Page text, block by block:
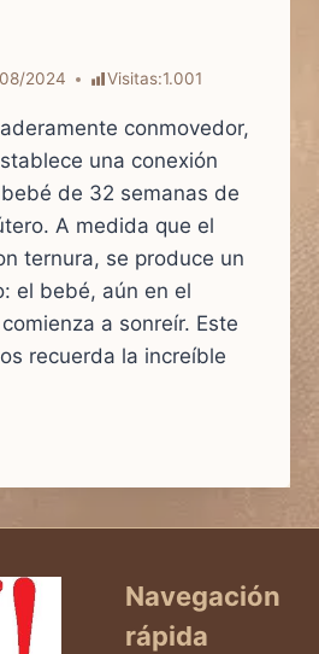
2024 Visitas:1.001
conmovedor,
una conexión
de 32 semanas de
A medida que el
ternura, se produce un
el bebé, aún en el
a sonreír. Este
recuerda la increíble
Navegación
rápida